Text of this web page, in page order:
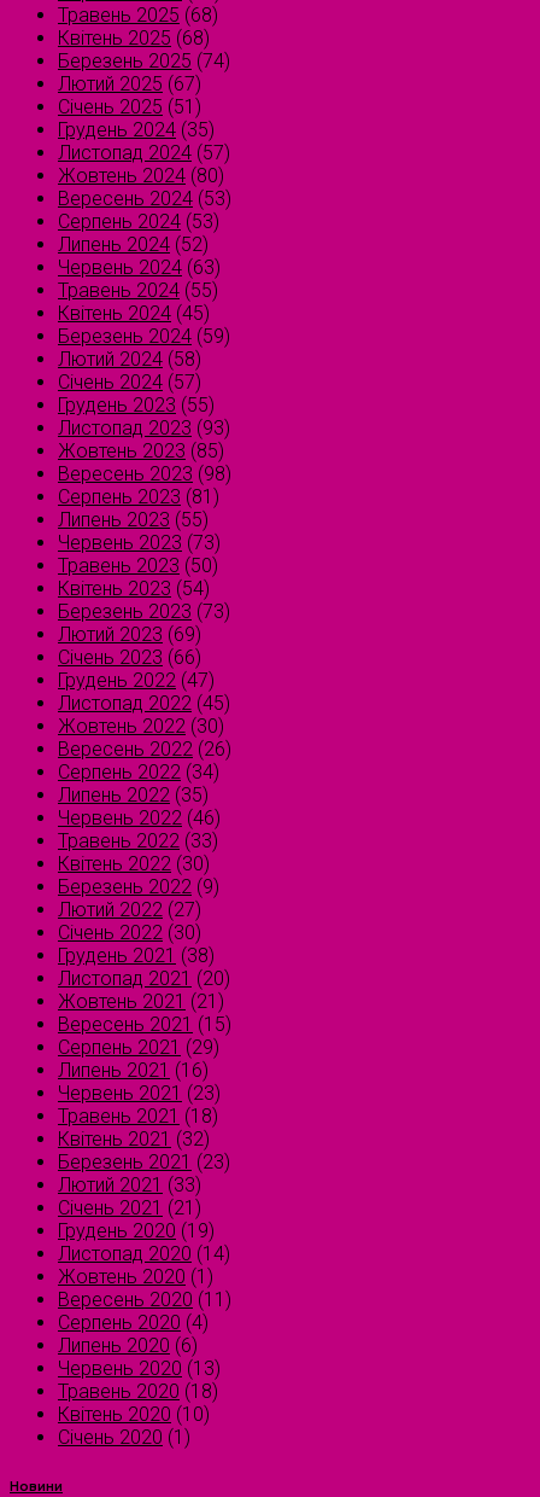
Травень 2025 (68)
Квітень 2025 (68)
Березень 2025 (74)
Лютий 2025 (67)
Січень 2025 (51)
Грудень 2024 (35)
Листопад 2024 (57)
Жовтень 2024 (80)
Вересень 2024 (53)
Серпень 2024 (53)
Липень 2024 (52)
Червень 2024 (63)
Травень 2024 (55)
Квітень 2024 (45)
Березень 2024 (59)
Лютий 2024 (58)
Січень 2024 (57)
Грудень 2023 (55)
Листопад 2023 (93)
Жовтень 2023 (85)
Вересень 2023 (98)
Серпень 2023 (81)
Липень 2023 (55)
Червень 2023 (73)
Травень 2023 (50)
Квітень 2023 (54)
Березень 2023 (73)
Лютий 2023 (69)
Січень 2023 (66)
Грудень 2022 (47)
Листопад 2022 (45)
Жовтень 2022 (30)
Вересень 2022 (26)
Серпень 2022 (34)
Липень 2022 (35)
Червень 2022 (46)
Травень 2022 (33)
Квітень 2022 (30)
Березень 2022 (9)
Лютий 2022 (27)
Січень 2022 (30)
Грудень 2021 (38)
Листопад 2021 (20)
Жовтень 2021 (21)
Вересень 2021 (15)
Серпень 2021 (29)
Липень 2021 (16)
Червень 2021 (23)
Травень 2021 (18)
Квітень 2021 (32)
Березень 2021 (23)
Лютий 2021 (33)
Січень 2021 (21)
Грудень 2020 (19)
Листопад 2020 (14)
Жовтень 2020 (1)
Вересень 2020 (11)
Серпень 2020 (4)
Липень 2020 (6)
Червень 2020 (13)
Травень 2020 (18)
Квітень 2020 (10)
Січень 2020 (1)
Новини